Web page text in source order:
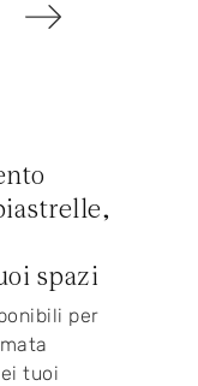
spazi
per
tuoi